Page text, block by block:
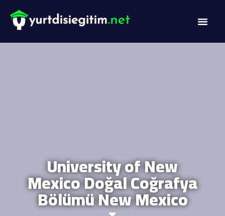
University of New
Mexico Doğal Coğrafya
Bölümü New Mexico